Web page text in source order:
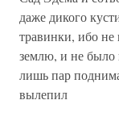
даже дикого
травинки, ибо
землю, и не было
лишь пар
вылепил